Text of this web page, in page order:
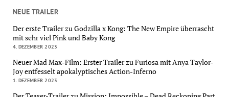
NEUE TRAILER
Der erste Trailer zu Godzilla x Kong: The New Empire überrascht
mit sehr viel Pink und Baby Kong
4. DEZEMBER 2023
Neuer Mad Max-Film: Erster Trailer zu Furiosa mit Anya Taylor-
Joy entfesselt apokalyptisches Action-Inferno
1. DEZEMBER 2023